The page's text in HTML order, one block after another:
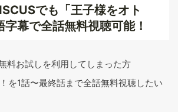
でも「王子様をオト
幕で全話無料視聴可能！
料お試しを利用してしまった方
を1話〜最終話まで全話無料視聴したい